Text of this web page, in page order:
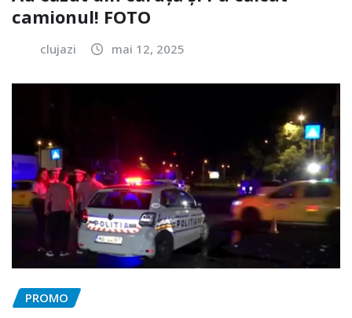
camionul! FOTO
clujazi mai 12, 2025
PROMO